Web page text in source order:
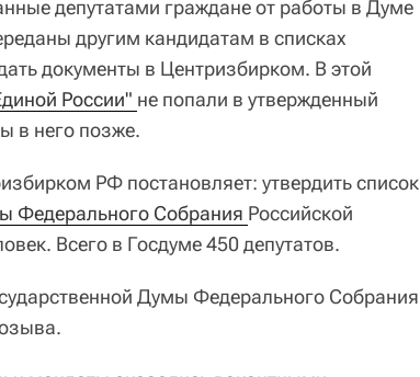
депутатами граждане от работы в Думе
другим кандидатам в списках
документы в Центризбирком. В этой
России" не попали в утвержденный
в него позже.
РФ постановляет: утвердить список
Федерального Собрания Российской
Всего в Госдуме 450 депутатов.
Думы Федерального Собрания